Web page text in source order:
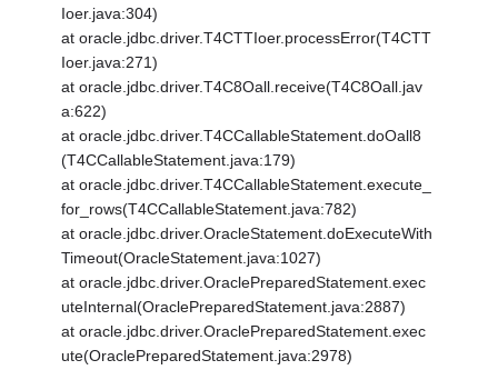
Ioer.java:304)
at oracle.jdbc.driver.T4CTTIoer.processError(T4CTT
Ioer.java:271)
at oracle.jdbc.driver.T4C8Oall.receive(T4C8Oall.jav
a:622)
at oracle.jdbc.driver.T4CCallableStatement.doOall8
(T4CCallableStatement.java:179)
at oracle.jdbc.driver.T4CCallableStatement.execute_
for_rows(T4CCallableStatement.java:782)
at oracle.jdbc.driver.OracleStatement.doExecuteWith
Timeout(OracleStatement.java:1027)
at oracle.jdbc.driver.OraclePreparedStatement.exec
uteInternal(OraclePreparedStatement.java:2887)
at oracle.jdbc.driver.OraclePreparedStatement.exec
ute(OraclePreparedStatement.java:2978)